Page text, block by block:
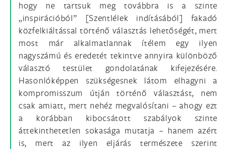
hogy ne tartsuk meg továbbra is a szinte
„inspirációból” [Szentlélek indításából] fakadó
közfelkiáltással történő választás lehetőségét, mert
most már alkalmatlannak ítélem egy ilyen
nagyszámú és eredetét tekintve annyira különböző
választó testület gondolatának kifejezésére.
Hasonlóképpen szükségesnek látom elhagyni a
kompromisszum útján történő választást, nem
csak amiatt, mert nehéz megvalósítani – ahogy ezt
a korábban kibocsátott szabályok szinte
áttekinthetetlen sokasága mutatja – hanem azért
is, mert az ilyen eljárás természete szerint